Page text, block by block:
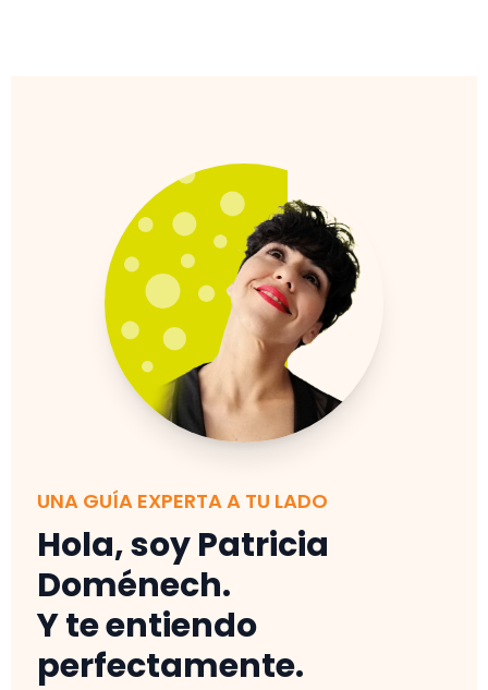
UNA GUÍA EXPERTA A TU LADO
Hola, soy Patricia
Doménech.
Y te entiendo
perfectamente.